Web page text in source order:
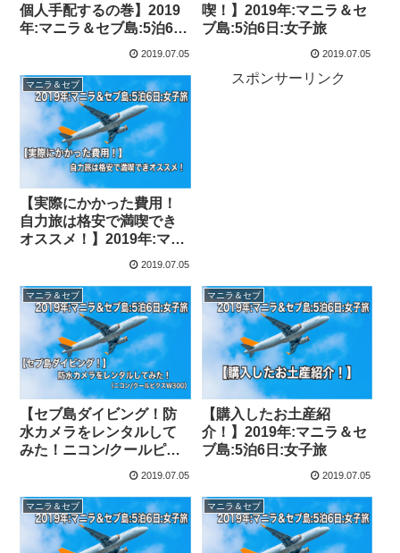
個人手配するの巻】2019
年:マニラ＆セブ島:5泊6
2019.07.05
喫！】2019年:マニラ＆セ
ブ島:5泊6日:女子旅
2019.07.05
マニラ＆セブ
【実際にかかった費用！
自力旅は格安で満喫でき
オススメ！】2019年:マニ
ラ＆セブ島:5泊6日:女子旅
2019.07.05
スポンサーリンク
マニラ＆セブ
【セブ島ダイビング！防
水カメラをレンタルして
みた！ニコン/クールピク
スW300】2019年:マニラ
2019.07.05
マニラ＆セブ
【購入したお土産紹
介！】2019年:マニラ＆セ
ブ島:5泊6日:女子旅
2019.07.05
マニラ＆セブ マニラ＆セブ